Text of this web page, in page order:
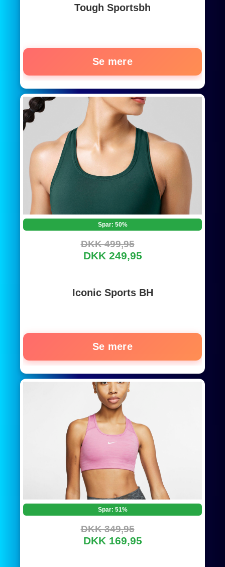
Tough Sportsbh
Se mere
Spar: 50%
DKK 499,95
DKK 249,95
Iconic Sports BH
Se mere
Spar: 51%
DKK 349,95
DKK 169,95